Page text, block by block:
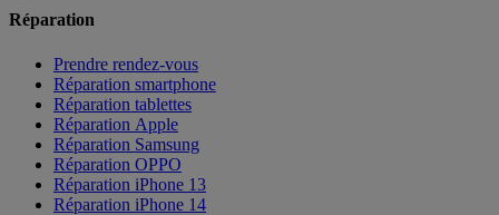
Réparation
Prendre rendez-vous
Réparation smartphone
Réparation tablettes
Réparation Apple
Réparation Samsung
Réparation OPPO
Réparation iPhone 13
Réparation iPhone 14